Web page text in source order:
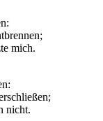
mich.
nicht.